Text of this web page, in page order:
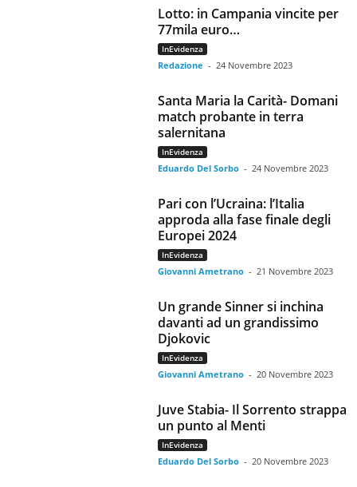
Lotto: in Campania vincite per
77mila euro…
InEvidenza
Redazione - 24 Novembre 2023
Santa Maria la Carità- Domani
match probante in terra
salernitana
InEvidenza
Eduardo Del Sorbo - 24 Novembre 2023
Pari con l’Ucraina: l’Italia
approda alla fase finale degli
Europei 2024
InEvidenza
Giovanni Ametrano - 21 Novembre 2023
Un grande Sinner si inchina
davanti ad un grandissimo
Djokovic
InEvidenza
Giovanni Ametrano - 20 Novembre 2023
Juve Stabia- Il Sorrento strappa
un punto al Menti
InEvidenza
Eduardo Del Sorbo - 20 Novembre 2023